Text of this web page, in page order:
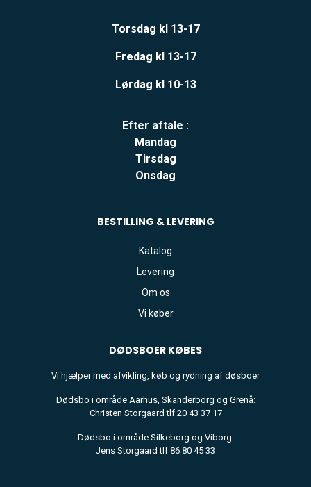
Torsdag kl 13-17
Fredag kl 13-17
Lørdag kl 10-13
Efter aftale :
Mandag
Tirsdag
Onsdag
BESTILLING & LEVERING
Katalog
Levering
Om os
Vi køber
DØDSBOER KØBES
Vi hjælper med afvikling, køb og rydning af døsboer
Dødsbo i område Aarhus, Skanderborg og Grenå:
Christen Storgaard tlf 20 43 37 17
Dødsbo i område Silkeborg og Viborg:
Jens Storgaard tlf 86 80 45 33